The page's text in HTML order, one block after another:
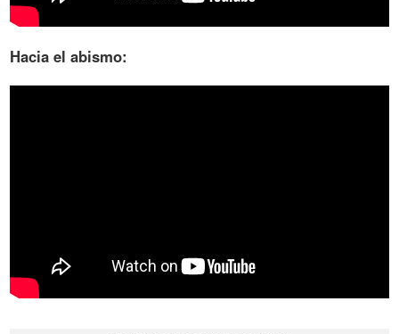
Hacia el abismo: